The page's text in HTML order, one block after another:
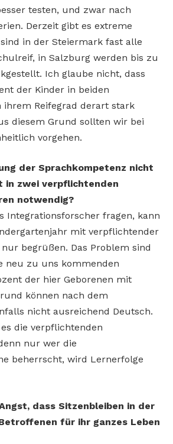
testen, und zwar nach
Derzeit gibt es extreme
in der Steiermark fast alle
in Salzburg werden bis zu
Ich glaube nicht, dass
der Kinder in beiden
ihrem Reifegrad derart stark
diesem Grund sollten wir bei
vorgehen.
der Sprachkompetenz nicht
in zwei verpflichtenden
notwendig?
Integrationsforscher fragen, kann
mit verpflichtender
begrüßen. Das Problem sind
neu zu uns kommenden
der hier Geborenen mit
können nach dem
nicht ausreichend Deutsch.
die verpflichtenden
nur wer die
beherrscht, wird Lernerfolge
dass Sitzenbleiben in der
für ihr ganzes Leben